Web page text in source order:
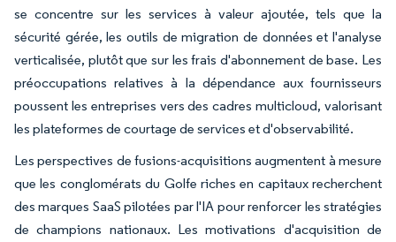
se concentre sur les services à valeur ajoutée, tels que la
sécurité gérée, les outils de migration de données et l'analyse
verticalisée, plutôt que sur les frais d'abonnement de base. Les
préoccupations relatives à la dépendance aux fournisseurs
poussent les entreprises vers des cadres multicloud, valorisant
les plateformes de courtage de services et d'observabilité.
Les perspectives de fusions-acquisitions augmentent à mesure
que les conglomérats du Golfe riches en capitaux recherchent
des marques SaaS pilotées par l'IA pour renforcer les stratégies
de champions nationaux. Les motivations d'acquisition de